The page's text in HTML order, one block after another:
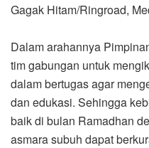
Gagak Hitam/Ringroad,
Dalam arahannya
tim gabungan untuk
dalam bertugas agar
dan edukasi. Sehingga
baik di bulan Ramadhan
asmara subuh dapat